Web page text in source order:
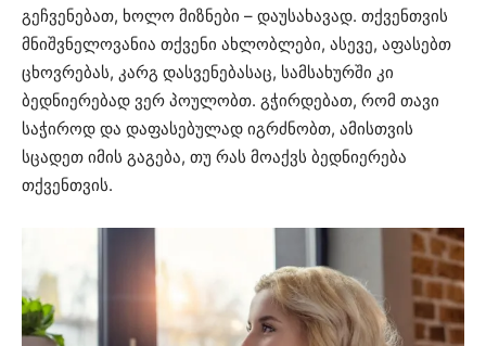
გეჩვენებათ, ხოლო მიზნები – დაუსახავად. თქვენთვის
მნიშვნელოვანია თქვენი ახლობლები, ასევე, აფასებთ
ცხოვრებას, კარგ დასვენებასაც, სამსახურში კი
ბედნიერებად ვერ პოულობთ. გჭირდებათ, რომ თავი
საჭიროდ და დაფასებულად იგრძნობთ, ამისთვის
სცადეთ იმის გაგება, თუ რას მოაქვს ბედნიერება
თქვენთვის.